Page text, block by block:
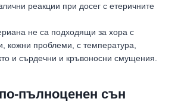
реакции при досег с етеричните
не са подходящи за хора с
кожни проблеми, с температура,
и сърдечни и кръвоносни смущения.
пълноценен сън